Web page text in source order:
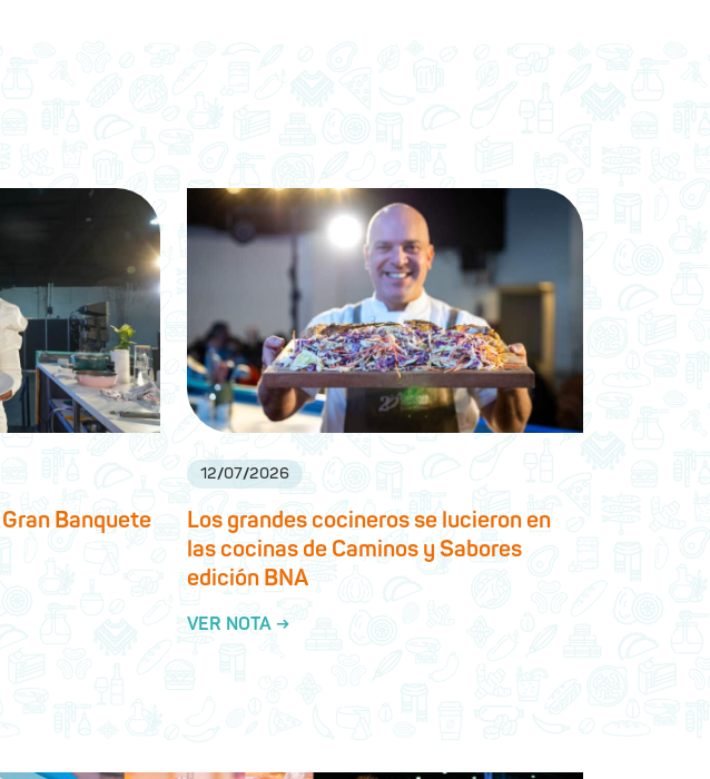
Banquete
12/07/2026
Los grandes cocineros se lucieron en
las cocinas de Caminos y Sabores
edición BNA
VER NOTA →